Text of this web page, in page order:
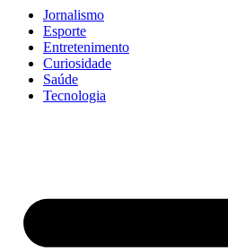
Jornalismo
Esporte
Entretenimento
Curiosidade
Saúde
Tecnologia